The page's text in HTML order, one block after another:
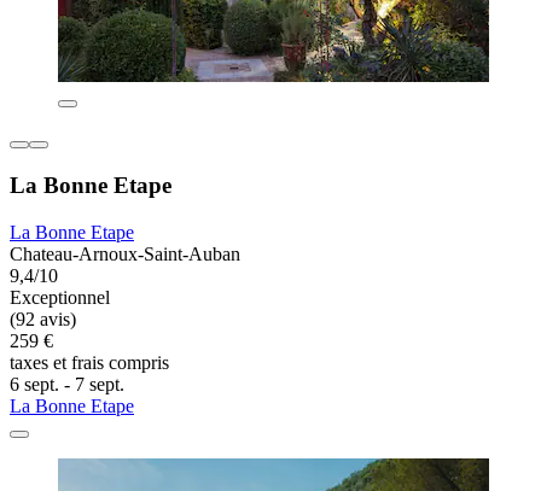
La Bonne Etape
La Bonne Etape
Chateau-Arnoux-Saint-Auban
9,4/10
Exceptionnel
(92 avis)
259 €
taxes et frais compris
6 sept. - 7 sept.
La Bonne Etape